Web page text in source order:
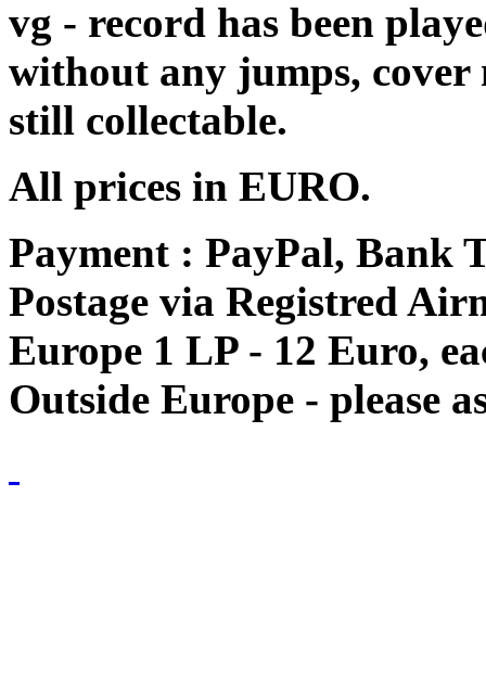
vg - record has been
without any jumps, cover
still collectable.
All prices in EURO.
Payment : PayPal, Bank
Postage via Registred
Europe 1 LP - 12 Euro,
Outside Europe - please